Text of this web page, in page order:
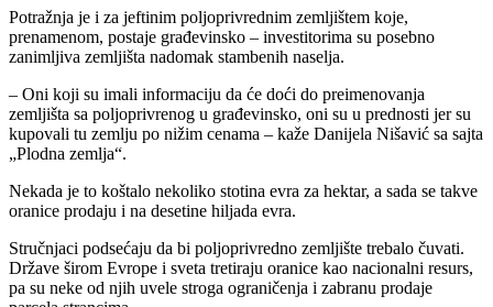
Potražnja je i za jeftinim poljoprivrednim zemljištem koje,
prenamenom, postaje građevinsko – investitorima su posebno
zanimljiva zemljišta nadomak stambenih naselja.
– Oni koji su imali informaciju da će doći do preimenovanja
zemljišta sa poljoprivrenog u građevinsko, oni su u prednosti jer su
kupovali tu zemlju po nižim cenama – kaže Danijela Nišavić sa sajta
„Plodna zemlja“.
Nekada je to koštalo nekoliko stotina evra za hektar, a sada se takve
oranice prodaju i na desetine hiljada evra.
Stručnjaci podsećaju da bi poljoprivredno zemljište trebalo čuvati.
Države širom Evrope i sveta tretiraju oranice kao nacionalni resurs,
pa su neke od njih uvele stroga ograničenja i zabranu prodaje